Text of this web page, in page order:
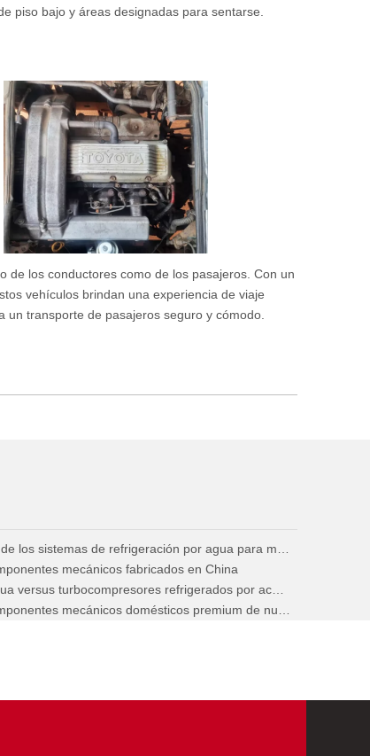
piso bajo y áreas designadas para sentarse.
de los conductores como de los pasajeros. Con un
vehículos brindan una experiencia de viaje
un transporte de pasajeros seguro y cómodo.
Principio de funcionamiento y ventajas de los sistemas de refrigeración por agua para motores diésel marinos
mecánicos fabricados en China
Turbocompresores refrigerados por agua versus turbocompresores refrigerados por aceite para maquinaria de construcción
Ventajas principales de seleccionar componentes mecánicos domésticos premium de nueva generación